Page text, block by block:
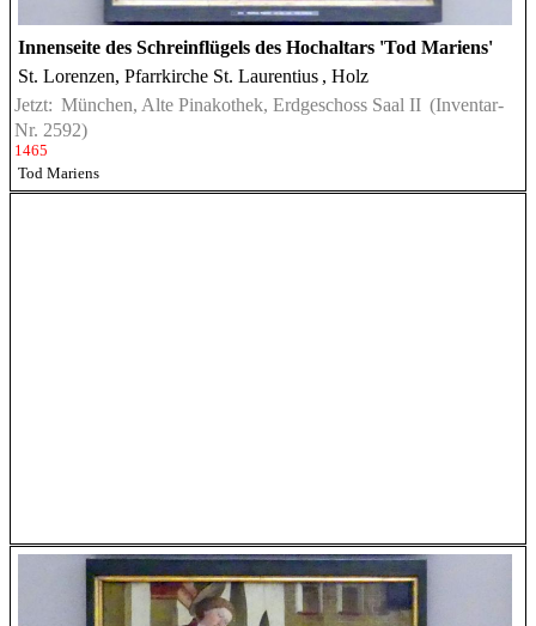
Innenseite des Schreinflügels des Hochaltars 'Tod Mariens'
St. Lorenzen, Pfarrkirche St. Laurentius , Holz
Jetzt: München, Alte Pinakothek, Erdgeschoss Saal II (Inventar-
Nr. 2592)
1465
Tod Mariens